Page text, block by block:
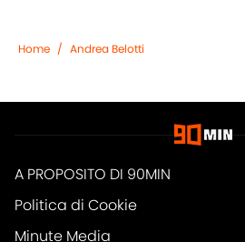
Home / Andrea Belotti
A PROPOSITO DI 90MIN
Politica di Cookie
Minute Media